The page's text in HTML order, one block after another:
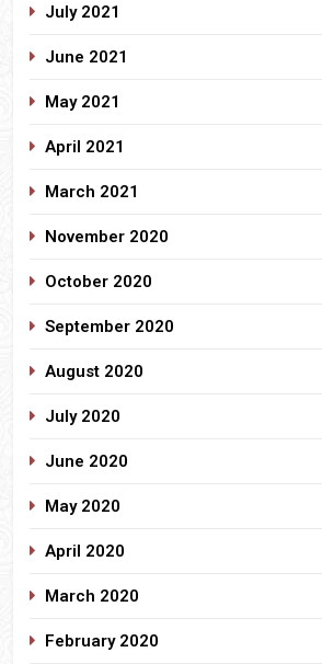
July 2021
June 2021
May 2021
April 2021
March 2021
November 2020
October 2020
September 2020
August 2020
July 2020
June 2020
May 2020
April 2020
March 2020
February 2020